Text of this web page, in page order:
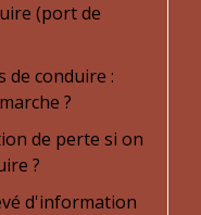
(port de
de conduire :
?
de perte si on
?
d'information